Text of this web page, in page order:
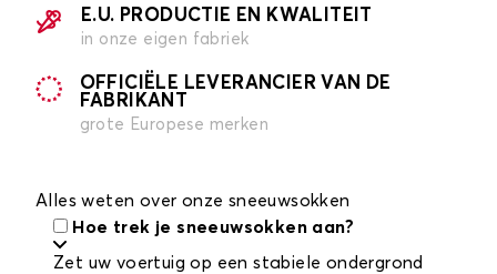
E.U. PRODUCTIE EN KWALITEIT
in onze eigen fabriek
OFFICIËLE LEVERANCIER VAN DE
FABRIKANT
grote Europese merken
Alles weten over onze sneeuwsokken
Hoe trek je sneeuwsokken aan?
Zet uw voertuig op een stabiele ondergrond